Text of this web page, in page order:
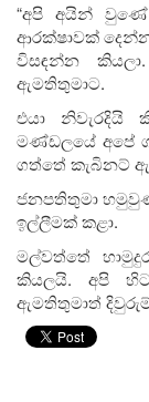
“අපි අයින්
ආරක්ෂාවක්
විසඳන්න
ඇමතිතුමාට.
එයා නිවැරදියි
මණ්ඩලයේ අපේ
ගත්තේ කැබිනට්
ජනපතිතුමා
ඉල්ලීමක් කළා.
මල්වත්තේ
කියලයි. අපි
ඇමතිතුමාත් දිවුරුම්